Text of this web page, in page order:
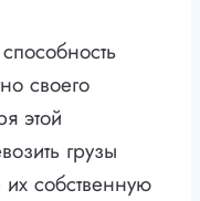
своего
этой
грузы
собственную